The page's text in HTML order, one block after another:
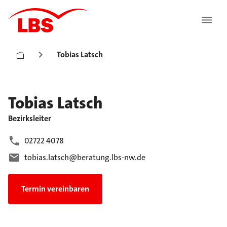
Tobias Latsch
Tobias Latsch
Bezirksleiter
02722 4078
tobias.latsch@beratung.lbs-nw.de
Termin vereinbaren